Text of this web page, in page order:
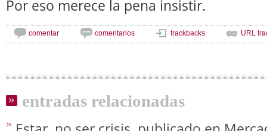
Por eso merece la pena insistir.
comentar comentarios trackbacks URL
entradas relacionadas